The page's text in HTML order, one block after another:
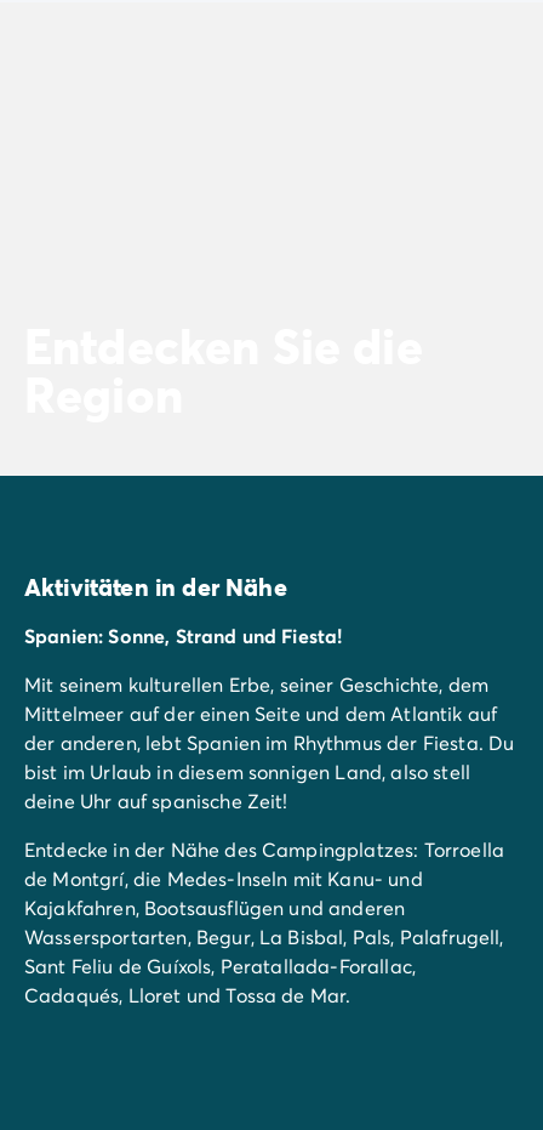
Aktivitäten in der Nähe
Spanien: Sonne, Strand und Fiesta!
Mit seinem kulturellen Erbe, seiner Geschichte, dem
Mittelmeer auf der einen Seite und dem Atlantik auf
der anderen, lebt Spanien im Rhythmus der Fiesta. Du
bist im Urlaub in diesem sonnigen Land, also stell
deine Uhr auf spanische Zeit!
Entdecke in der Nähe des Campingplatzes: Torroella
de Montgrí, die Medes-Inseln mit Kanu- und
Kajakfahren, Bootsausflügen und anderen
Wassersportarten, Begur, La Bisbal, Pals, Palafrugell,
Sant Feliu de Guíxols, Peratallada-Forallac,
Cadaqués, Lloret und Tossa de Mar.